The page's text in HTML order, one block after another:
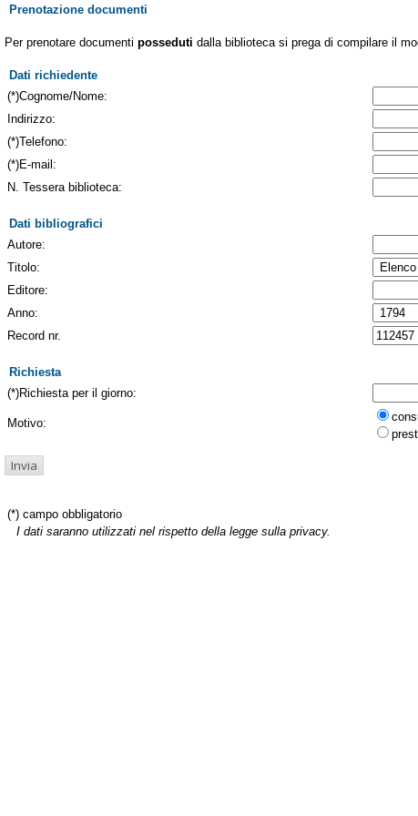
Prenotazione documenti
Per prenotare documenti posseduti dalla biblioteca si prega di compilare il
Dati richiedente
(*)Cognome/Nome:
Indirizzo:
(*)Telefono:
(*)E-mail:
N. Tessera biblioteca:
Dati bibliografici
Autore:
Titolo:
Editore:
Anno:
Record nr.
Richiesta
(*)Richiesta per il giorno:
Motivo:
(*) campo obbligatorio
I dati saranno utilizzati nel rispetto della legge sulla privacy.